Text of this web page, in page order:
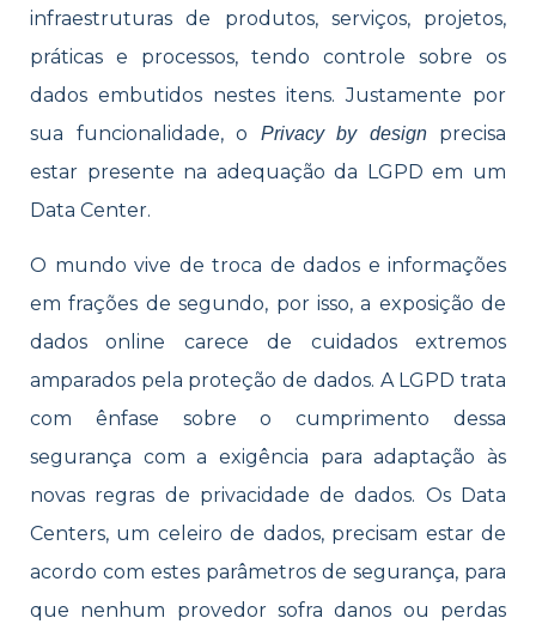
infraestruturas de produtos, serviços, projetos,
práticas e processos, tendo controle sobre os
dados embutidos nestes itens. Justamente por
sua funcionalidade, o Privacy by designprecisa
estar presente na adequação da LGPD em um
Data Center.
O mundo vive de troca de dados e informações
em frações de segundo, por isso, a exposição de
dados online carece de cuidados extremos
amparados pela proteção de dados. A LGPD trata
com ênfase sobre o cumprimento dessa
segurança com a exigência para adaptação às
novas regras de privacidade de dados. Os Data
Centers, um celeiro de dados, precisam estar de
acordo com estes parâmetros de segurança, para
que nenhum provedor sofra danos ou perdas